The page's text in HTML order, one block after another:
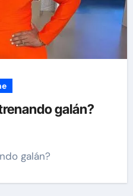
galán?
galán?